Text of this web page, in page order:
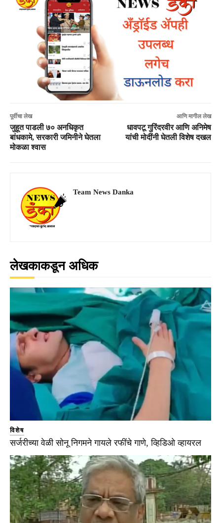
पूर्वीचा लेख
जुहूत पाडली ७० अनधिकृत
बांधकामे, सरकारी जमिनीने घेतला
मोकळा श्वास
आणि मागील लेख
धावपटू गुरिंदरवीर आणि अनिमेष
यांची मोदींनी घेतली विशेष दखल
Team News Danka
लेखकाकडून अधिक
विशेष
सर्जरीच्या वेळी सोनू निगमने गायले रफींचे गाणे, व्हिडिओ व्हायरल